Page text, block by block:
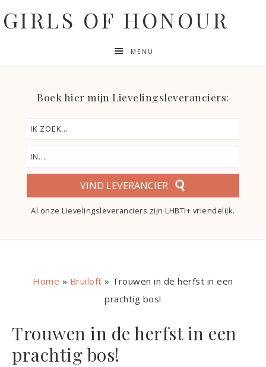
GIRLS OF HONOUR
MENU
Boek hier mijn Lievelingsleveranciers:
VIND LEVERANCIER
Al onze Lievelingsleveranciers zijn LHBTI+ vriendelijk.
Home » Bruiloft » Trouwen in de herfst in een
prachtig bos!
Trouwen in de herfst in een
prachtig bos!